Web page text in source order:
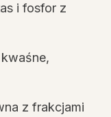
i fosfor z
z frakcjami